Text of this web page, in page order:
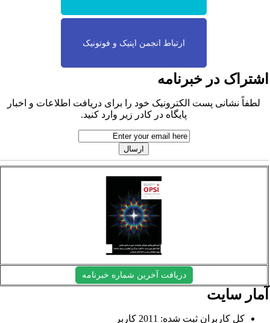
ارتباط انجمن اپتیک و فوتونیک
در خبرنامه
لطفاً نشانی پست الکترونیک خود را برای دریافت اطلاعات و اخبار
پایگاه در کادر زیر وارد کنید.
دریافت آخرین شماره خبرنامه
سایت
کل کاربران ثبت شده: 2011 کاربر